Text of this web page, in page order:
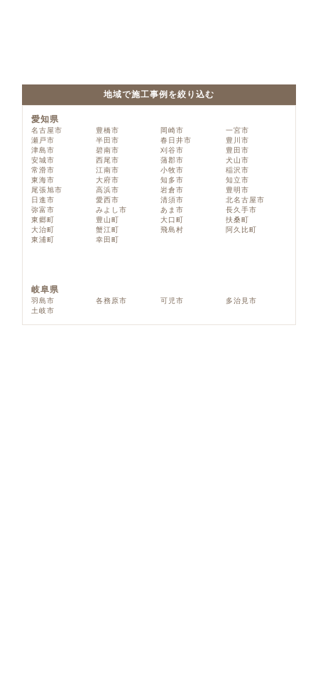
地域で施工事例を絞り込む
愛知県
名古屋市 豊橋市 岡崎市
一宮市
瀬戸市
半田市 春日井市
豊川市
津島市
碧南市 刈谷市
豊田市
安城市
西尾市 蒲郡市
犬山市
常滑市
江南市 小牧市
稲沢市
東海市
大府市 知多市
知立市
尾張旭市
高浜市 岩倉市
豊明市
日進市
愛西市 清須市
北名古屋市
弥富市
みよし市 あま市
長久手市
東郷町
豊山町 大口町
扶桑町
大治町
蟹江町 飛島村
阿久比町
東浦町
幸田町
岐阜県
羽島市 各務原市 可児市
多治見市
土岐市